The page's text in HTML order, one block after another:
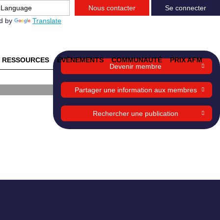
by Translate
Nous contacter Se connecter
RESSOURCES ÉVÈNEMENTS COMMUNAUTÉ PRIX AFM
Devenir membre
Partager une information aux membres
Rechercher une publication